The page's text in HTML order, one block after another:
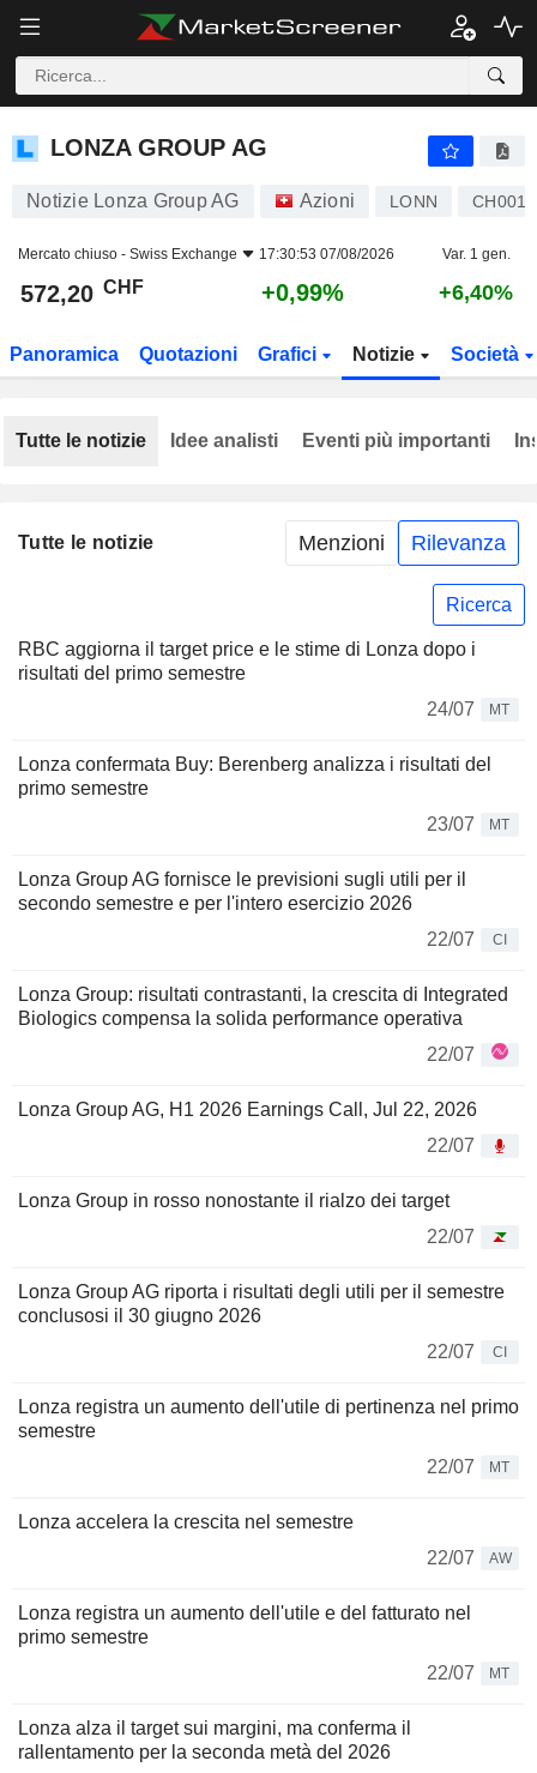
LONZA GROUP AG
LONZA GROUP AG
Notizie Lonza Group AG Azioni LONN
Mercato chiuso - Swiss Exchange 17:30:53 07/08/2026 Var. 1 gen.
572,20 CHF +0,99% +6,40%
Panoramica Quotazioni Grafici Notizie Società
Tutte le notizie Menzioni Rilevanza
Ricerca
RBC aggiorna il target price e le stime di Lonza dopo i
risultati del primo semestre
24/07
MT
Lonza confermata Buy: Berenberg analizza i risultati del
primo semestre
23/07
MT
Lonza Group AG fornisce le previsioni sugli utili per il
secondo semestre e per l'intero esercizio 2026
22/07
CI
Lonza Group: risultati contrastanti, la crescita di Integrated
Biologics compensa la solida performance operativa
22/07
Lonza Group AG, H1 2026 Earnings Call, Jul 22, 2026
22/07
Lonza Group in rosso nonostante il rialzo dei target
22/07
Lonza Group AG riporta i risultati degli utili per il semestre
conclusosi il 30 giugno 2026
22/07
CI
Lonza registra un aumento dell'utile di pertinenza nel primo
semestre
22/07
MT
Lonza accelera la crescita nel semestre
22/07
AW
Lonza registra un aumento dell'utile e del fatturato nel
primo semestre
22/07
MT
Lonza alza il target sui margini, ma conferma il
rallentamento per la seconda metà del 2026
Tutte le notizie Idee analisti Eventi più importanti